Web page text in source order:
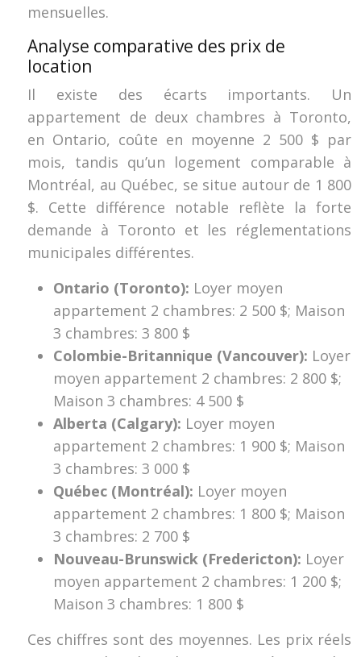
mensuelles.
Analyse comparative des prix de
location
Il existe des écarts importants. Un
appartement de deux chambres à Toronto,
en Ontario, coûte en moyenne 2 500 $ par
mois, tandis qu’un logement comparable à
Montréal, au Québec, se situe autour de 1 800
$. Cette différence notable reflète la forte
demande à Toronto et les réglementations
municipales différentes.
Ontario (Toronto): Loyer moyen
appartement 2 chambres: 2 500 $; Maison
3 chambres: 3 800 $
Colombie-Britannique (Vancouver): Loyer
moyen appartement 2 chambres: 2 800 $;
Maison 3 chambres: 4 500 $
Alberta (Calgary): Loyer moyen
appartement 2 chambres: 1 900 $; Maison
3 chambres: 3 000 $
Québec (Montréal): Loyer moyen
appartement 2 chambres: 1 800 $; Maison
3 chambres: 2 700 $
Nouveau-Brunswick (Fredericton): Loyer
moyen appartement 2 chambres: 1 200 $;
Maison 3 chambres: 1 800 $
Ces chiffres sont des moyennes. Les prix réels